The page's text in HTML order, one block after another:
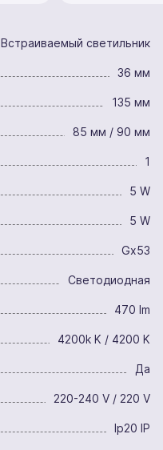
Встраиваемый светильник
36 мм
135 мм
85 мм / 90 мм
1
5 W
5 W
Gx53
Светодиодная
470 lm
4200k K / 4200 K
Да
220-240 V / 220 V
Ip20 IP